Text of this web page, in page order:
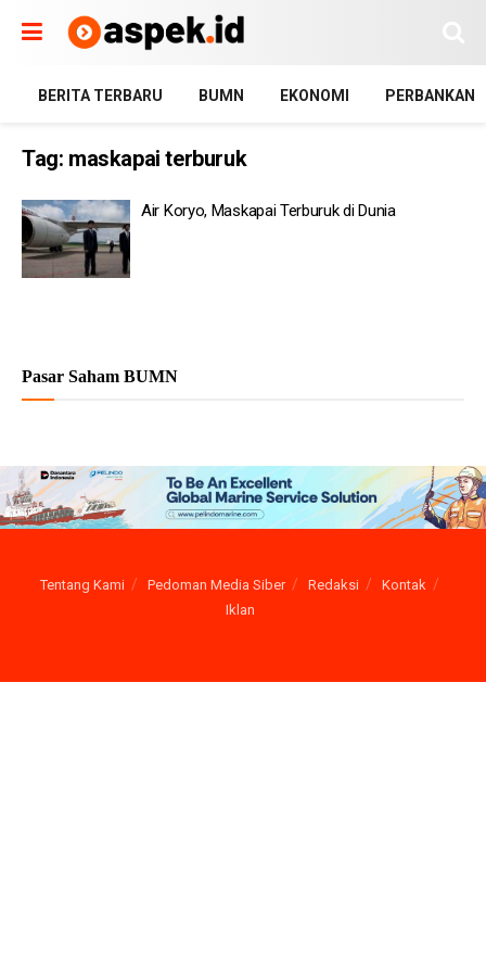
BERITA TERBARU BUMN EKONOMI PERBANKAN
Tag: maskapai terburuk
Air Koryo, Maskapai Terburuk di Dunia
Pasar Saham BUMN
Tentang Kami Pedoman Media Siber Redaksi
Kontak
Iklan